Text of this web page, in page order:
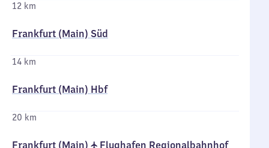
12 km
Frankfurt (Main) Süd
14 km
Frankfurt (Main) Hbf
20 km
Frankfurt (Main) ✈ Flughafen Regionalbahnhof